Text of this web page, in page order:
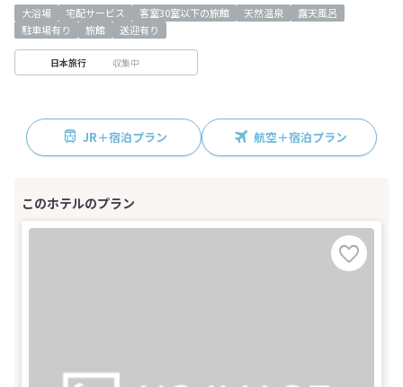
大浴場 宅配サービス 客室30室以下の旅館 天然温泉
露天風呂
駐車場有り
旅館 送迎有り
日本旅行 収集中
JR＋宿泊プラン 航空＋宿泊プラン